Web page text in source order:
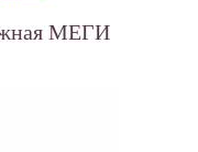
МЕГИ